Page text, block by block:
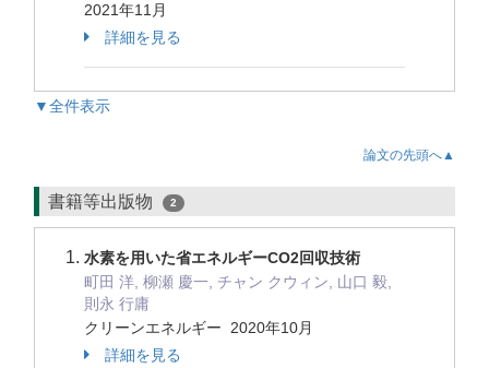
2021年11月
詳細を見る
▼全件表示
論文の先頭へ▲
書籍等出版物 2
水素を用いた省エネルギーCO2回収技術
町田 洋, 柳瀬 慶一, チャン クウィン, 山口 毅,
則永 行庸
クリーンエネルギー 2020年10月
詳細を見る